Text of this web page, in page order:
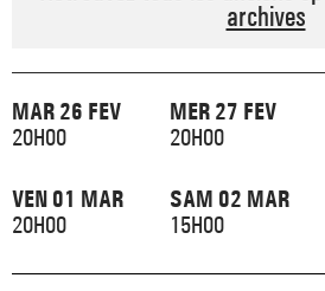
_ TNB ÉCO-RESPONSABLE
_ ARCHIVES ET
_ NOUS SOUTENIR
_ CONTACTS ET INFOS
_ EMPLOIS / STAGES
archives
MAR 26 FEV
20H00
MER 27 FEV
20H00
VEN 01 MAR
20H00
SAM 02 MAR
15H00